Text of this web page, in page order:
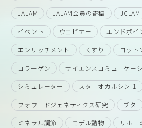
JALAM JALAM会員の寄稿 JCLAM
イベント ウェビナー エンドポイ
エンリッチメント くすり コット
コラーゲン サイエンスコミュニケー
シミュレーター スタニオカルシン-1
フォワードジェネティクス研究 ブタ
ミネラル調節 モデル動物 リホー